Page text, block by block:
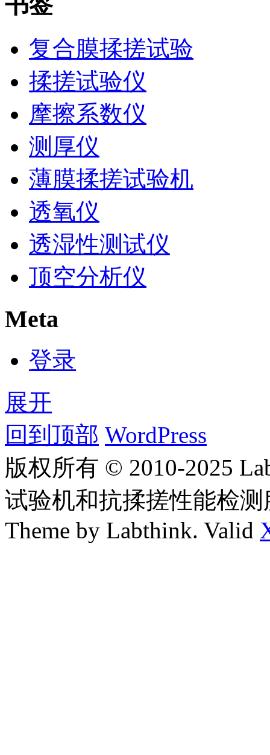
复合膜揉搓试验
揉搓试验仪
摩擦系数仪
测厚仪
薄膜揉搓试验机
透氧仪
透湿性测试仪
顶空分析仪
Meta
登录
展开
回到顶部 WordPress
版权所有 © 2010-2025
试验机和抗揉搓性能检
Theme by Labthink. Valid